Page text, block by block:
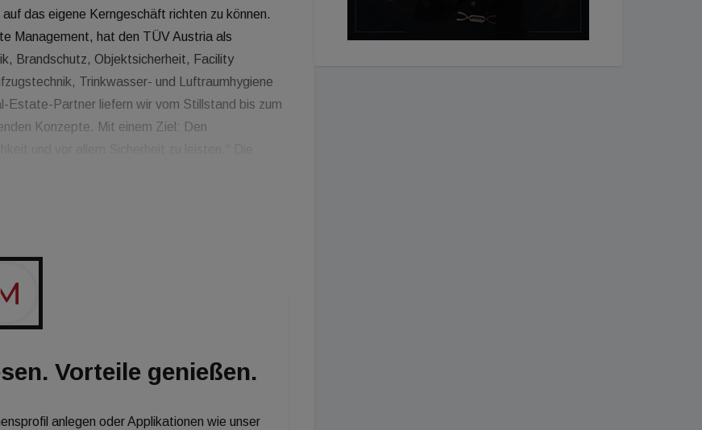
das eigene Kerngeschäft richten zu können.
Management, hat den TÜV Austria als
Brandschutz, Objektsicherheit, Facility
Trinkwasser- und Luftraumhygiene
Estate-Partner liefern wir vom Stillstand bis zum
Konzepte. Mit einem Ziel: Den
gilt: Gemeinsam schaffen wir das!
Vorteile genießen.
anlegen oder Applikationen wie unser